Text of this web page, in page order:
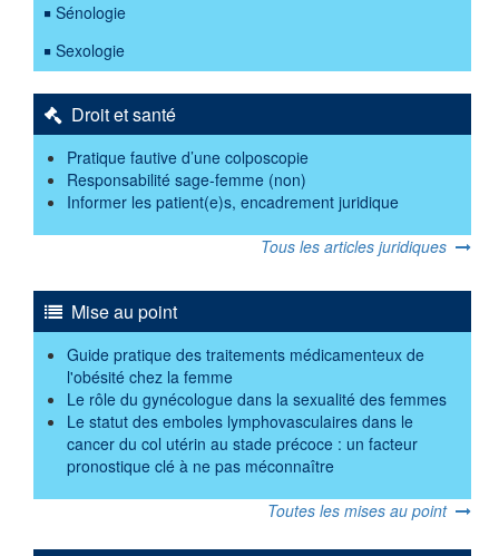
Sénologie
Sexologie
Droit et santé
Pratique fautive d’une colposcopie
Responsabilité sage-femme (non)
Informer les patient(e)s, encadrement juridique
Tous les articles juridiques
Mise au point
Guide pratique des traitements médicamenteux de
l'obésité chez la femme
Le rôle du gynécologue dans la sexualité des femmes
Le statut des emboles lymphovasculaires dans le
cancer du col utérin au stade précoce : un facteur
pronostique clé à ne pas méconnaître
Toutes les mises au point